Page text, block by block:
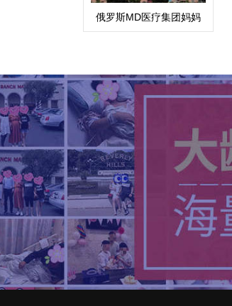
俄罗斯MD医疗集团妈妈
与孩子